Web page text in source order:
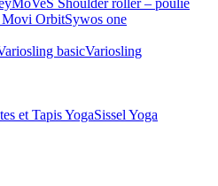
MoVeS Shoulder roller – poulie
Movi OrbitSywos one
basicVariosling
et Tapis YogaSissel Yoga